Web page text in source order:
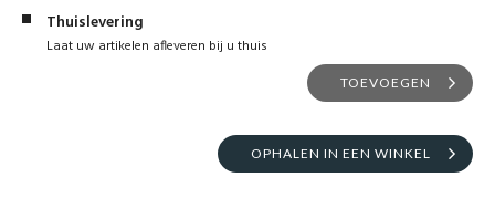
Thuislevering
Laat uw artikelen afleveren bij u thuis
TOEVOEGEN
OPHALEN IN EEN WINKEL